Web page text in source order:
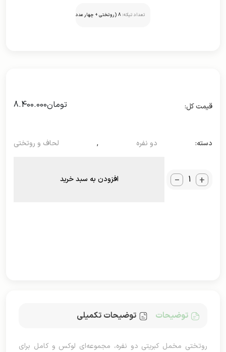
تعداد تیکه: 8 (روتختی + چهار عدد
تومان8.400.000
دسته: دو نفره , لحاف و روتختی
_ + افزودن به سبد خرید
توضیحات توضیحات تکمیلی
روتختی مخمل کبریتی دو نفره، مجموعه‌ای لوکس و کامل برای